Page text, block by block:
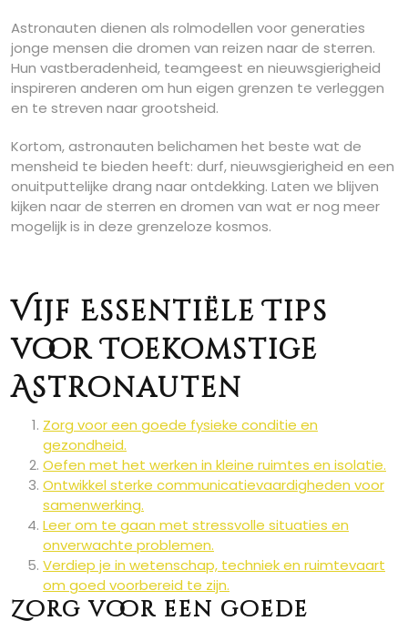
Astronauten dienen als rolmodellen voor generaties
jonge mensen die dromen van reizen naar de sterren.
Hun vastberadenheid, teamgeest en nieuwsgierigheid
inspireren anderen om hun eigen grenzen te verleggen
en te streven naar grootsheid.
Kortom, astronauten belichamen het beste wat de
mensheid te bieden heeft: durf, nieuwsgierigheid en een
onuitputtelijke drang naar ontdekking. Laten we blijven
kijken naar de sterren en dromen van wat er nog meer
mogelijk is in deze grenzeloze kosmos.
Vijf Essentiële Tips
voor Toekomstige
Astronauten
Zorg voor een goede fysieke conditie en
gezondheid.
Oefen met het werken in kleine ruimtes en isolatie.
Ontwikkel sterke communicatievaardigheden voor
samenwerking.
Leer om te gaan met stressvolle situaties en
onverwachte problemen.
Verdiep je in wetenschap, techniek en ruimtevaart
om goed voorbereid te zijn.
Zorg voor een goede